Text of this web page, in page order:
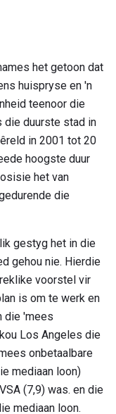
het getoon dat
huispryse en 'n
teenoor die
die duurste stad in
in 2001 tot 20
hoogste duur
het van
die
gestyg het in die
gehou nie. Hierdie
voorstel vir
is om te werk en
die 'mees
Los Angeles die
onbetaalbare
mediaan loon)
(7,9) was. en die
mediaan loon.